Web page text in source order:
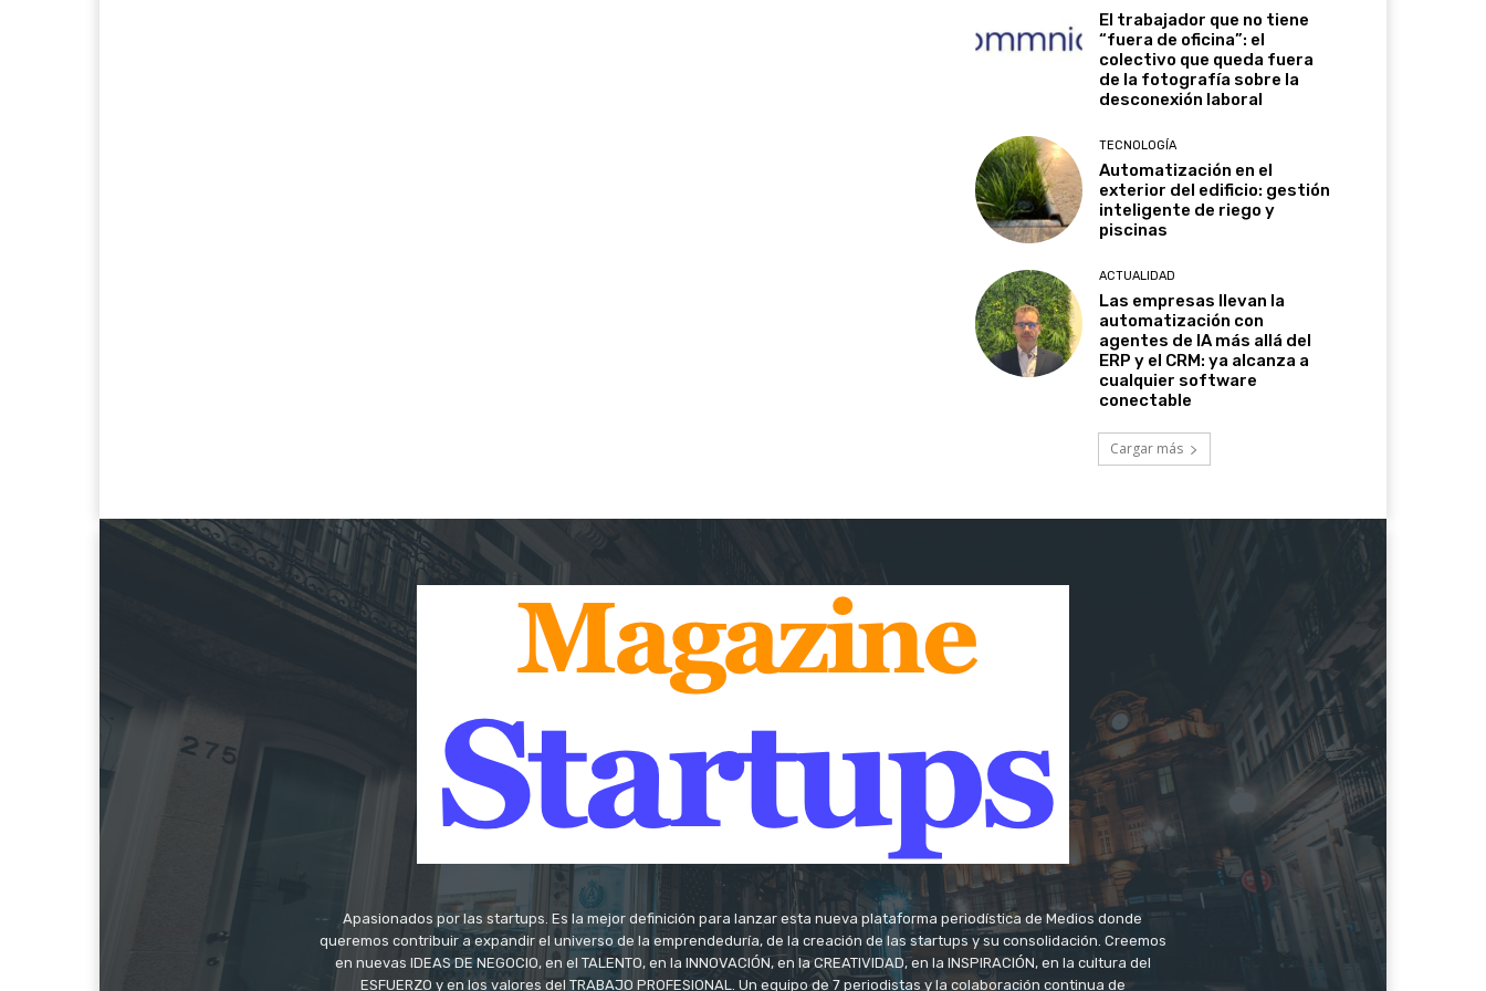
El trabajador que no tiene
“fuera de oficina”: el
colectivo que queda fuera
de la fotografía sobre la
desconexión laboral
TECNOLOGÍA
Automatización en el
exterior del edificio: gestión
inteligente de riego y
piscinas
ACTUALIDAD
Las empresas llevan la
automatización con
agentes de IA más allá del
ERP y el CRM: ya alcanza a
cualquier software
conectable
Cargar más
Apasionados por las startups. Es la mejor definición para lanzar esta nueva plataforma periodística de Medios donde
queremos contribuir a expandir el universo de la emprendeduría, de la creación de las startups y su consolidación. Creemos
en nuevas IDEAS DE NEGOCIO, en el TALENTO, en la INNOVACIÓN, en la CREATIVIDAD, en la INSPIRACIÓN, en la cultura del
ESFUERZO y en los valores del TRABAJO PROFESIONAL. Un equipo de 7 periodistas y la colaboración continua de